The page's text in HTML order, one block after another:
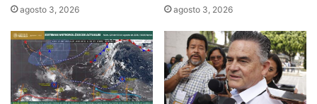
agosto 3, 2026 agosto 3, 2026